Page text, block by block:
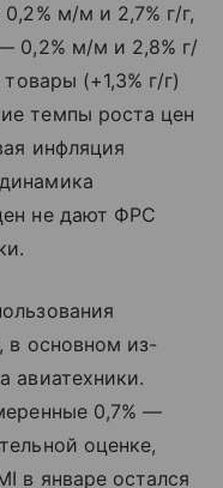
м/м и 2,7% г/г,
0,2% м/м и 2,8% г/
(+1,3% г/г)
темпы роста цен
инфляция
не дают ФРС
в основном из-
авиатехники.
0,7% —
оценке,
в январе остался